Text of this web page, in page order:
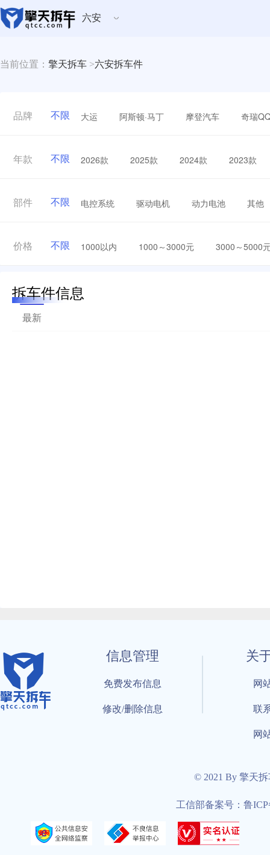
六安
当前位置： 擎天拆车 >六安拆车件
品牌 不限 大运 阿斯顿·马丁 摩登汽车 奇瑞
年款 不限 2026款 2025款 2024款 2023款
部件 不限 电控系统 驱动电机 动力电池 其他
价格 不限 1000以内 1000～3000元 3000～5000
拆车件信息
最新
信息管理
免费发布信息
修改/删除信息
关
网
联
网
© 2021 By 擎天
工信部备案号：鲁